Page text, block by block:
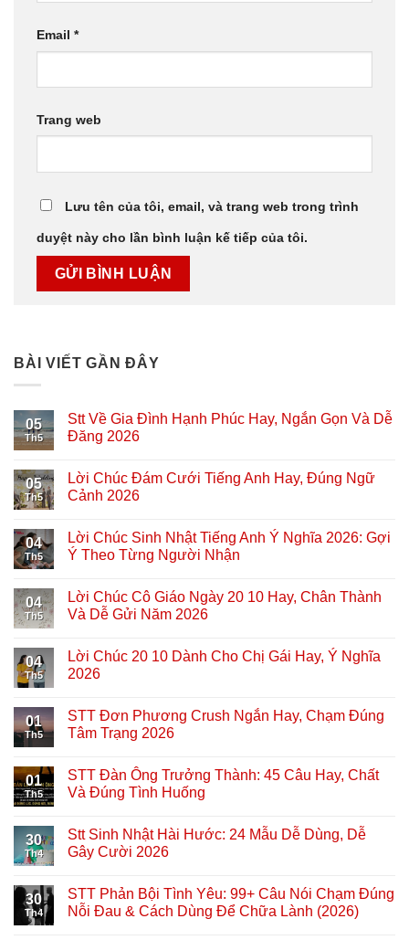
Email *
Trang web
Lưu tên của tôi, email, và trang web trong trình
duyệt này cho lần bình luận kế tiếp của tôi.
BÀI VIẾT GẦN ĐÂY
05
Th5
Stt Về Gia Đình Hạnh Phúc Hay, Ngắn Gọn Và Dễ
Đăng 2026
05
Th5
Lời Chúc Đám Cưới Tiếng Anh Hay, Đúng Ngữ
Cảnh 2026
04
Th5
Lời Chúc Sinh Nhật Tiếng Anh Ý Nghĩa 2026: Gợi
Ý Theo Từng Người Nhận
04
Th5
Lời Chúc Cô Giáo Ngày 20 10 Hay, Chân Thành
Và Dễ Gửi Năm 2026
04
Th5
Lời Chúc 20 10 Dành Cho Chị Gái Hay, Ý Nghĩa
2026
01
Th5
STT Đơn Phương Crush Ngắn Hay, Chạm Đúng
Tâm Trạng 2026
01
Th5
STT Đàn Ông Trưởng Thành: 45 Câu Hay, Chất
Và Đúng Tình Huống
30
Th4
Stt Sinh Nhật Hài Hước: 24 Mẫu Dễ Dùng, Dễ
Gây Cười 2026
30
Th4
STT Phản Bội Tình Yêu: 99+ Câu Nói Chạm Đúng
Nỗi Đau & Cách Dùng Để Chữa Lành (2026)